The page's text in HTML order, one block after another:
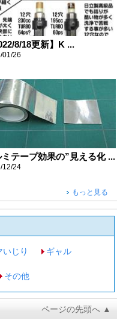
8/18更新】K ...
01/26
ミテープ効果の”見える化 ...
12/24
もっと見る
いじり ギャル
その他
ページの先頭へ ▲